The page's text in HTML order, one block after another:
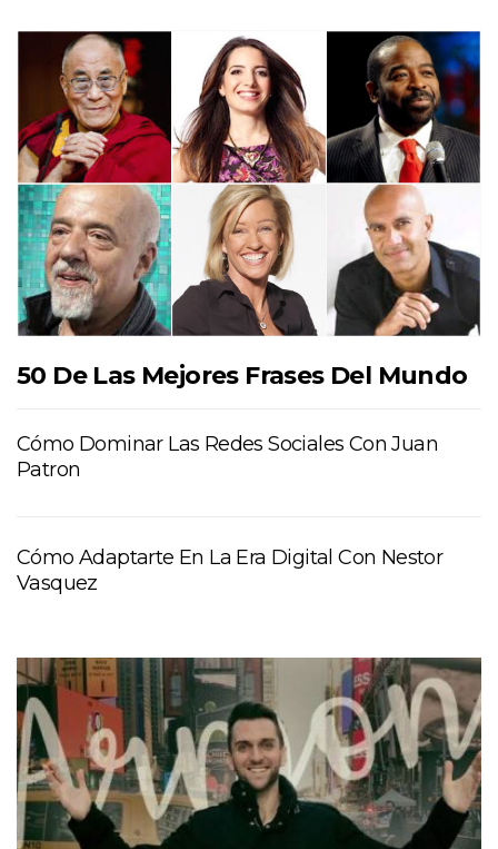
50 De Las Mejores Frases Del Mundo
Cómo Dominar Las Redes Sociales Con Juan
Patron
Cómo Adaptarte En La Era Digital Con Nestor
Vasquez